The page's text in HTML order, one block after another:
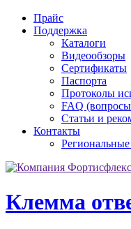
Прайс
Поддержка
Каталоги
Видеообзоры
Сертификаты
Паспорта
Протоколы
FAQ
Статьи и
Контакты
Региональные
Клемма